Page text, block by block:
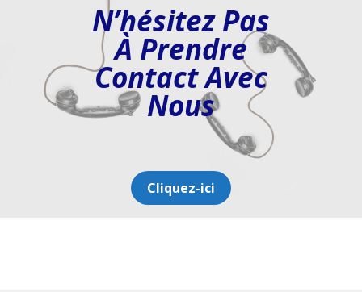
N’hésitez Pas
À Prendre
Contact Avec
Nous
Cliquez-ici